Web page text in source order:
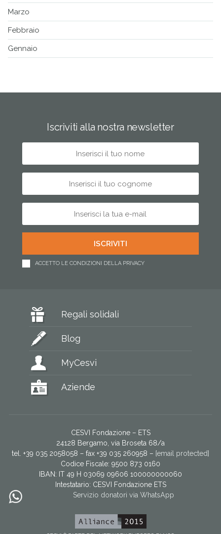
Marzo
Febbraio
Gennaio
Iscriviti alla nostra newsletter
ACCETTO LE CONDIZIONI DELLA PRIVACY
Regali solidali
Blog
MyCesvi
Aziende
CESVI Fondazione – ETS
24128 Bergamo, via Broseta 68/a
tel. +39 035 2058058 – fax +39 035 260958 – [email protected]
Codice Fiscale: 9500 873 0160
IBAN: IT 49 H 03069 09606 100000000060
Intestatario: CESVI Fondazione ETS
Servizio donatori via WhatsApp